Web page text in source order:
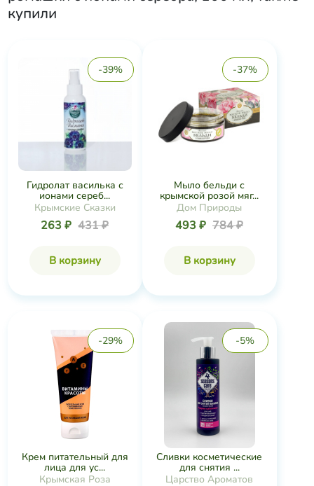
купили
-39%
Гидролат василька с
ионами сереб...
Крымские Сказки
263 ₽ 431 ₽
В корзину
-37%
Мыло бельди с
крымской розой мяг...
Дом Природы
493 ₽ 784 ₽
В корзину
-29%
Крем питательный для
лица для ус...
Крымская Роза
-5%
Сливки косметические
для снятия ...
Царство Ароматов